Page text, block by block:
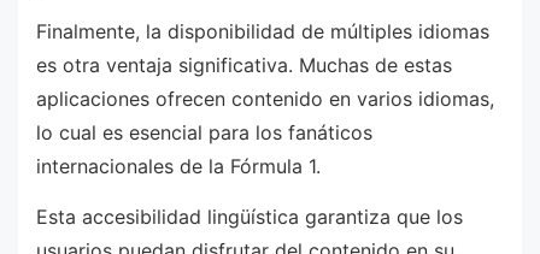
Finalmente, la disponibilidad de múltiples idiomas
es otra ventaja significativa. Muchas de estas
aplicaciones ofrecen contenido en varios idiomas,
lo cual es esencial para los fanáticos
internacionales de la Fórmula 1.
Esta accesibilidad lingüística garantiza que los